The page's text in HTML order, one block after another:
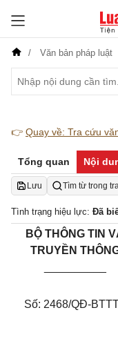
Văn bản pháp luật
👉 Quay về: Tra cứu
Tổng quan Nội
Lưu Tìm từ trong
Tình trạng hiệu lực: Đã
BỘ THÔNG TIN
TRUYỀN
Số: 2468/QĐ-